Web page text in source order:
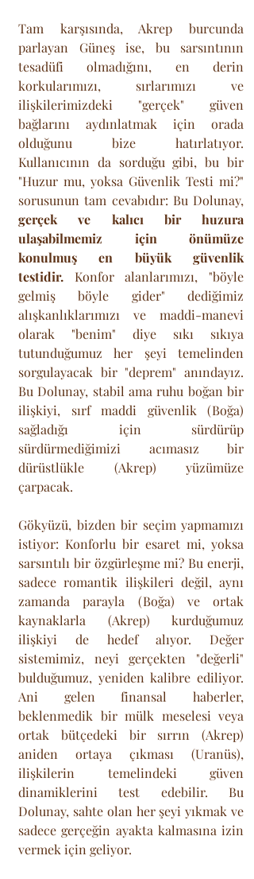
Tam karşısında, Akrep burcunda
parlayan Güneş ise, bu sarsıntının
tesadüfi olmadığını, en derin
korkularımızı, sırlarımızı ve
ilişkilerimizdeki "gerçek" güven
bağlarını aydınlatmak için orada
olduğunu bize hatırlatıyor.
Kullanıcının da sorduğu gibi, bu bir
"Huzur mu, yoksa Güvenlik Testi mi?"
gerçek ve kalıcı bir huzura
ulaşabilmemiz için önümüze
konulmuş en büyük güvenlik
testidir. Konfor alanlarımızı, "böyle
gelmiş böyle gider" dediğimiz
alışkanlıklarımızı ve maddi-manevi
olarak "benim" diye sıkı sıkıya
tutunduğumuz her şeyi temelinden
sorgulayacak bir "deprem" anındayız.
Bu Dolunay, stabil ama ruhu boğan bir
ilişkiyi, sırf maddi güvenlik (Boğa)
sağladığı için sürdürüp
sürdürmediğimizi acımasız bir
dürüstlükle (Akrep) yüzümüze
çarpacak.
Gökyüzü, bizden bir seçim yapmamızı
istiyor: Konforlu bir esaret mi, yoksa
sarsıntılı bir özgürleşme mi? Bu enerji,
sadece romantik ilişkileri değil, aynı
zamanda parayla (Boğa) ve ortak
kaynaklarla (Akrep) kurduğumuz
ilişkiyi de hedef alıyor. Değer
sistemimiz, neyi gerçekten "değerli"
bulduğumuz, yeniden kalibre ediliyor.
Ani gelen finansal haberler,
beklenmedik bir mülk meselesi veya
ortak bütçedeki bir sırrın (Akrep)
aniden ortaya çıkması (Uranüs),
ilişkilerin temelindeki güven
dinamiklerini test edebilir. Bu
Dolunay, sahte olan her şeyi yıkmak ve
sadece gerçeğin ayakta kalmasına izin
vermek için geliyor.